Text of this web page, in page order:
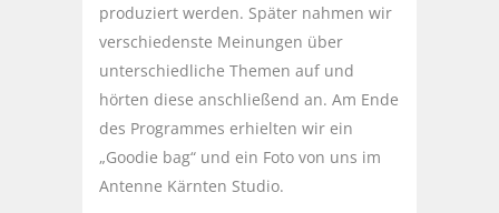
produziert werden. Später nahmen wir
verschiedenste Meinungen über
unterschiedliche Themen auf und
hörten diese anschließend an. Am Ende
des Programmes erhielten wir ein
„Goodie bag“ und ein Foto von uns im
Antenne Kärnten Studio.